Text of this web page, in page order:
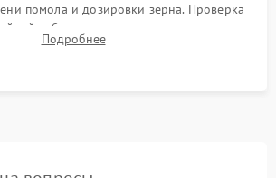
помола и дозировки зерна. Проверка
таблетки, температуры напитка и
пены. Контроль отсутствия посторонних
Подробнее